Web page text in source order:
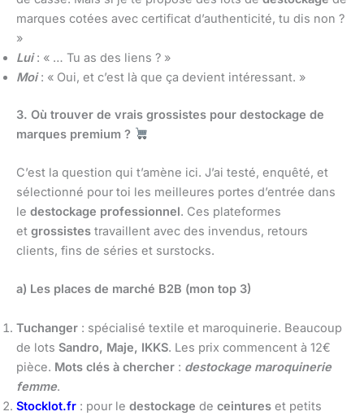
marques cotées avec certificat d’authenticité, tu dis non ?
»
Lui: « … Tu as des liens ? »
Moi: « Oui, et c’est là que ça devient intéressant. »
3. Où trouver de vrais grossistes pour destockage de
marques premium ?
C’est la question qui t’amène ici. J’ai testé, enquêté, et
sélectionné pour toi les meilleures portes d’entrée dans
le destockage professionnel. Ces plateformes
et grossistes travaillent avec des invendus, retours
clients, fins de séries et surstocks.
a) Les places de marché B2B (mon top 3)
Tuchanger : spécialisé textile et maroquinerie. Beaucoup
de lots Sandro, Maje, IKKS. Les prix commencent à 12€
pièce. Mots clés à chercher : destockage maroquinerie
femme.
Stocklot.fr : pour le destockage de ceintures et petits